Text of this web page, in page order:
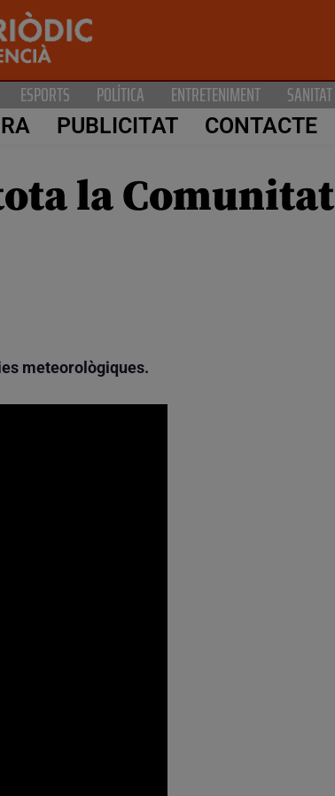
ESPORTS POLÍTICA ENTRETENIMENT SANITAT
PUBLICITAT CONTACTE
la Comunitat
meteorològiques.